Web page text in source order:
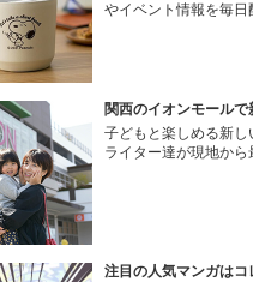
やイベント情報を毎日
関西のイオンモールで
子どもと楽しめる新し
ライター達が現地から
注目の人気マンガはコ